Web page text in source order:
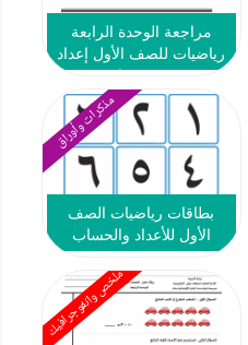
مراجعة الوحدة الرابعة
رياضيات للصف الأول إعداد
مذكرات وأوراق
بطاقات رياضيات الصف
الأول للأعداد والحساب
ملخص وانفوجرافيك